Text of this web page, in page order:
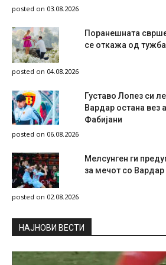
posted on 03.08.2026
Поранешната
се откажа од
posted on 04.08.2026
Густаво Лопез си
Вардар остана вез
Фабијани
posted on 06.08.2026
Мелсунген ги
за мечот со Вардар
posted on 02.08.2026
НAЈНОВИ ВЕСТИ